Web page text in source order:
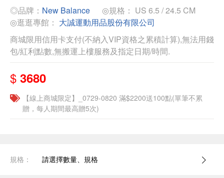
◎品牌： New Balance
◎規格： US 6.5 / 24.5 CM
◎逛逛專館： 大誠運動用品股份有限公司
商城限用信用卡支付(不納入VIP資格之累積計算),無法用錢
包/紅利點數,無搬運上樓服務及指定日期/時間.
$ 3680
【線上商城限定】_0729-0820 滿$2200送100點(單筆不累
贈，每人期間最高贈5次)
規格： 請選擇數量、規格